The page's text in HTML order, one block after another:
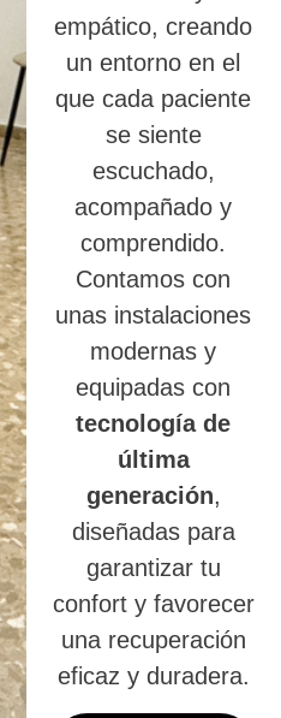
empático, creando
un entorno en el
que cada paciente
se siente
escuchado,
acompañado y
comprendido.
Contamos con
unas instalaciones
modernas y
equipadas con
tecnología de
última
generación,
diseñadas para
garantizar tu
confort y favorecer
una recuperación
eficaz y duradera.